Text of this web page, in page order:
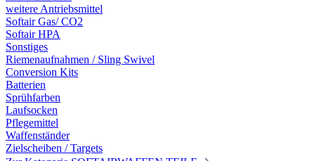
weitere Antriebsmittel
Softair Gas/ CO2
Softair HPA
Sonstiges
Riemenaufnahmen / Sling Swivel
Conversion Kits
Batterien
Sprühfarben
Laufsocken
Pflegemittel
Waffenständer
Zielscheiben / Targets